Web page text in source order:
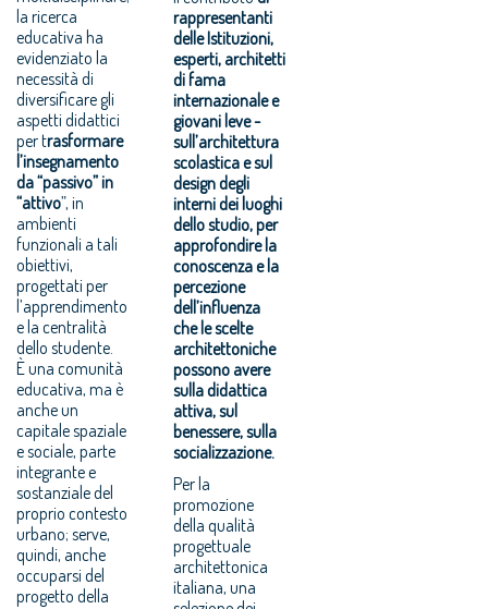
la ricerca
educativa ha
evidenziato la
necessità di
diversificare gli
aspetti didattici
per trasformare
l’insegnamento
da “passivo” in
“attivo”, in
ambienti
funzionali a tali
obiettivi,
progettati per
l’apprendimento
e la centralità
dello studente.
È una comunità
educativa, ma è
anche un
capitale spaziale
e sociale, parte
integrante e
sostanziale del
proprio contesto
urbano; serve,
quindi, anche
occuparsi del
progetto della
rappresentanti
delle Istituzioni,
esperti, architetti
di fama
internazionale e
giovani leve -
sull’architettura
scolastica e sul
design degli
interni dei luoghi
dello studio, per
approfondire la
conoscenza e la
percezione
dell’influenza
che le scelte
architettoniche
possono avere
sulla didattica
attiva, sul
benessere, sulla
socializzazione.
Per la
promozione
della qualità
progettuale
architettonica
italiana, una